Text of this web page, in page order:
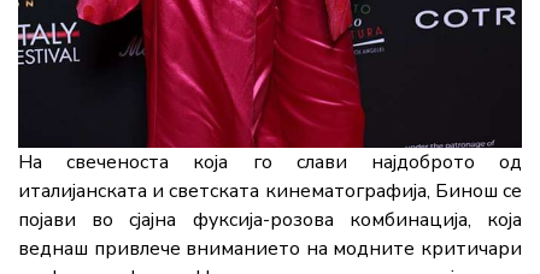
На свеченоста која го слави најдоброто од
италијанската и светската кинематографија, Бинош се
појави во сјајна фуксија-розова комбинација, која
веднаш привлече вниманието на модните критичари